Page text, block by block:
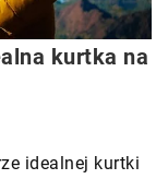
kurtka na
idealnej kurtki